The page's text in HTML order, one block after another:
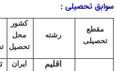
:
محل
شهر
محل
تحصیل
ایران تهران